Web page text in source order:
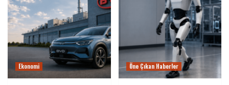
Ekonomi Öne Çıkan Haberler